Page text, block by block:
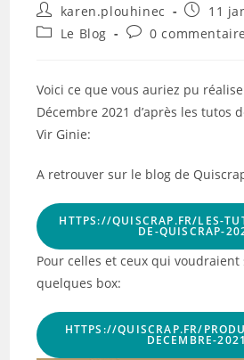
Auteur/autrice
de
karen.plouhinec
publiée :
11
PostLe Blog
Commentaires
publication :
0 commentaire
Voici ce que vous auriez pu
Décembre 2021 d’après les tutos
Vir Ginie:
A retrouver sur le blog de
HTTPS://QUISCRAP.FR/LES-
DE-QUISCRAP-
Pour celles et ceux qui voudraient
quelques box:
HTTPS://QUISCRAP.FR/
DECEMBRE-